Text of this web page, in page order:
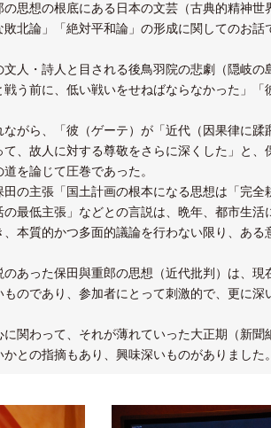
思想の根底にある日本の文芸（古典的精神
北論」「絶対平和論」の形成に関してのお話
人・詩人と目される後鳥羽院の悲劇（隠岐
う前に、低い戦いをせねばならなかった」
ながら、「彼（ゲーテ）が「近代（因果律に
て、故人に対する尊敬をさらに深くした」と
を論じて圧巻であった。
の主張「国土計画の根本になる思想は「完
最低主張」などとの言説は、晩年、都市生
本質的かつ多面的議論を行わない限り、ある
あった保田與重郎の思想（近代批判）は、
のであり、参加者にとって刺激的で、更に深
関わって、それが薄れていった大正期（新
との指摘もあり、興味深いものがありました